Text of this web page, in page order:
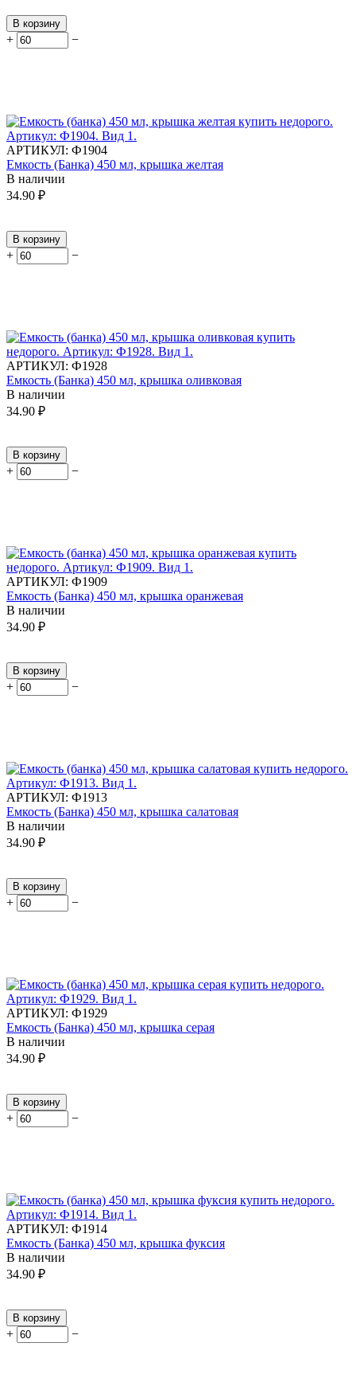
В корзину
+ −
АРТИКУЛ: Ф1904
Емкость (Банка) 450 мл, крышка желтая
В наличии
34.90 ₽
В корзину
+ −
АРТИКУЛ: Ф1928
Емкость (Банка) 450 мл, крышка оливковая
В наличии
34.90 ₽
В корзину
+ −
АРТИКУЛ: Ф1909
Емкость (Банка) 450 мл, крышка оранжевая
В наличии
34.90 ₽
В корзину
+ −
АРТИКУЛ: Ф1913
Емкость (Банка) 450 мл, крышка салатовая
В наличии
34.90 ₽
В корзину
+ −
АРТИКУЛ: Ф1929
Емкость (Банка) 450 мл, крышка серая
В наличии
34.90 ₽
В корзину
+ −
АРТИКУЛ: Ф1914
Емкость (Банка) 450 мл, крышка фуксия
В наличии
34.90 ₽
В корзину
+ −